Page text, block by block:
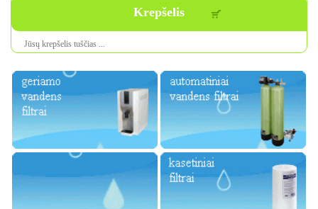
Krepšelis
Jūsų krepšelis tuščias ...